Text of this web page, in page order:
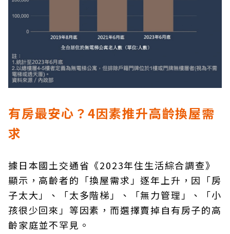
有房最安心？4因素推升高齡換屋需
求
據日本國土交通省《2023年住生活綜合調查》
顯示，高齡者的「換屋需求」逐年上升，因「房
子太大」、「太多階梯」、「無力管理」、「小
孩很少回來」等因素，而選擇賣掉自有房子的高
齡家庭並不罕見。